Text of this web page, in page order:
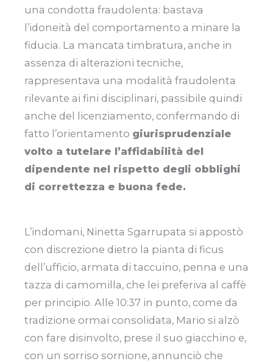
una condotta fraudolenta: bastava
l’idoneità del comportamento a minare la
fiducia. La mancata timbratura, anche in
assenza di alterazioni tecniche,
rappresentava una modalità fraudolenta
rilevante ai fini disciplinari, passibile quindi
anche del licenziamento, confermando di
fatto l’orientamento giurisprudenziale
volto a tutelare l’affidabilità del
dipendente nel rispetto degli obblighi
di correttezza e buona fede.
L’indomani, Ninetta Sgarrupata si appostò
con discrezione dietro la pianta di ficus
dell’ufficio, armata di taccuino, penna e una
tazza di camomilla, che lei preferiva al caffè
per principio. Alle 10:37 in punto, come da
tradizione ormai consolidata, Mario si alzò
con fare disinvolto, prese il suo giacchino e,
con un sorriso sornione, annunciò che